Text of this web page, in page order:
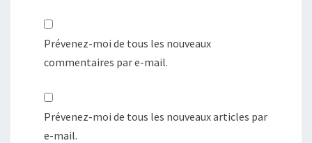
Prévenez-moi de tous les nouveaux
commentaires par e-mail.
Prévenez-moi de tous les nouveaux articles par
e-mail.